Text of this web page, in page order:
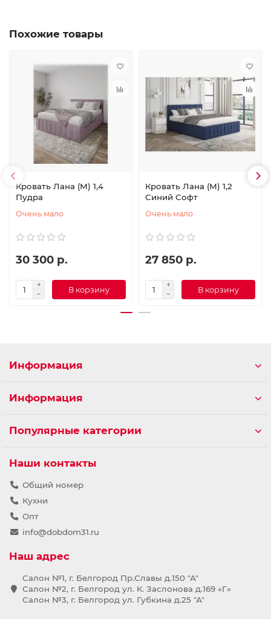
Похожие товары
Кровать Лана (М) 1,4
Пудра
Очень мало
30 300 р.
В корзину
Кровать Лана (М) 1,2
Синий Софт
Очень мало
27 850 р.
В корзину
Информация
Информация
Популярные категории
Наши контакты
Общий номер
Кухни
Опт
info@dobdom31.ru
Наш адрес
Салон №1, г. Белгород Пр.Славы д.150 "А"
Салон №2, г. Белгород ул. К. Заслонова д.169 «Г»
Салон №3, г. Белгород ул. Губкина д.25 "А"